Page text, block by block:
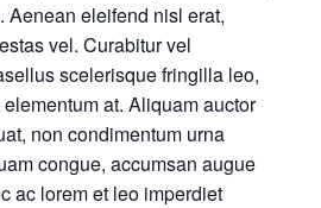
Aenean eleifend nisl erat,
vel. Curabitur vel
scelerisque fringilla leo,
at. Aliquam auctor
non condimentum urna
congue, accumsan augue
ac lorem et leo imperdiet